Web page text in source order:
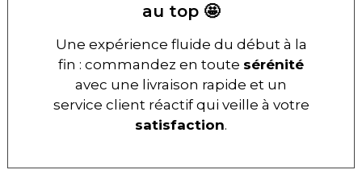
au top 🤩
Une expérience fluide du début à la
fin : commandez en toute sérénité
avec une livraison rapide et un
service client réactif qui veille à votre
satisfaction.